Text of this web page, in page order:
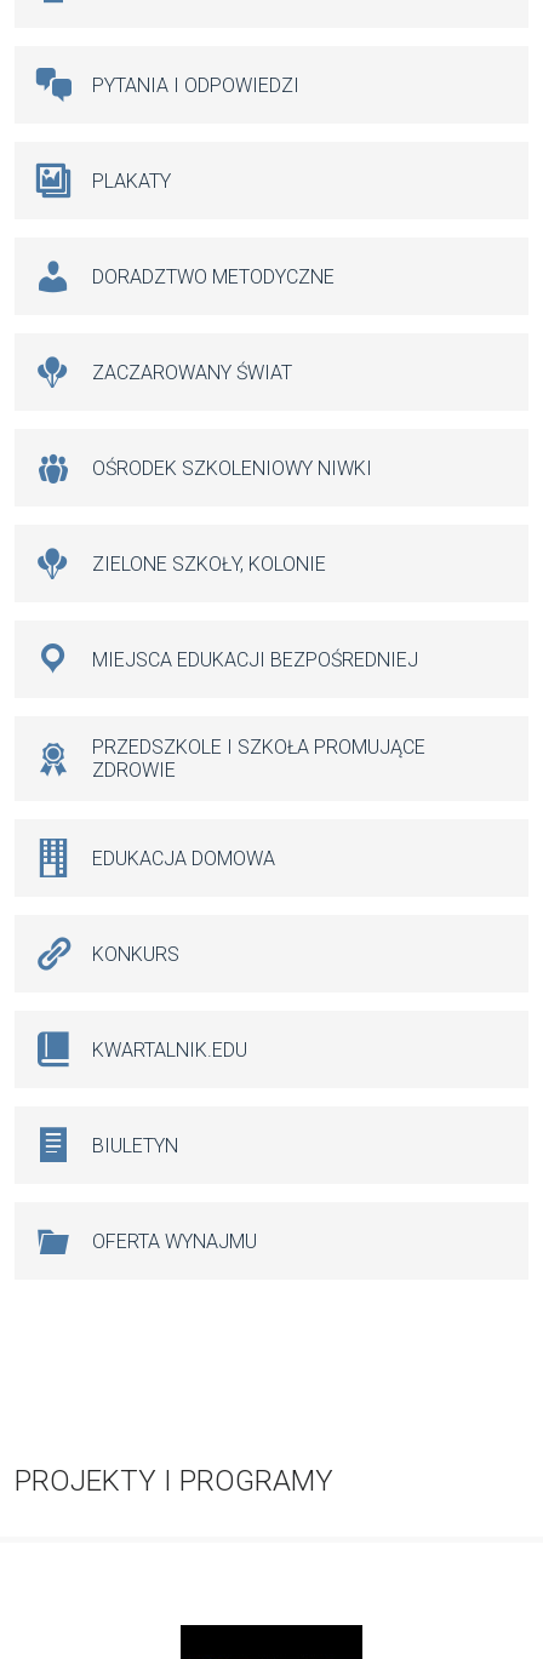
PYTANIA I ODPOWIEDZI
PLAKATY
DORADZTWO METODYCZNE
ZACZAROWANY ŚWIAT
OŚRODEK SZKOLENIOWY NIWKI
ZIELONE SZKOŁY, KOLONIE
MIEJSCA EDUKACJI BEZPOŚREDNIEJ
PRZEDSZKOLE I SZKOŁA PROMUJĄCE
ZDROWIE
EDUKACJA DOMOWA
KONKURS
KWARTALNIK.EDU
BIULETYN
OFERTA WYNAJMU
PROJEKTY I PROGRAMY